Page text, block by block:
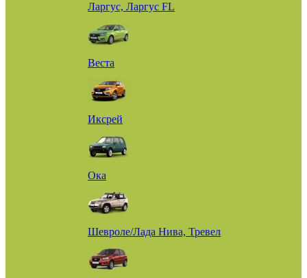
Ларгус, Ларгус FL
Веста
Иксрей
Ока
Шевроле/Лада Нива, Тревел